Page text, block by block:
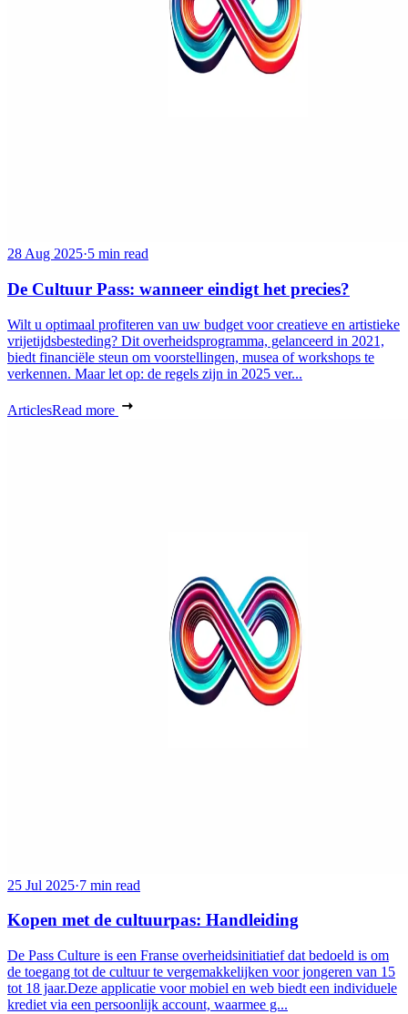
28 Aug 2025·5 min read
De Cultuur Pass: wanneer eindigt het precies?
Wilt u optimaal profiteren van uw budget voor creatieve en artistieke
vrijetijdsbesteding? Dit overheidsprogramma, gelanceerd in 2021,
biedt financiële steun om voorstellingen, musea of workshops te
verkennen. Maar let op: de regels zijn in 2025 ver...
ArticlesRead more
25 Jul 2025·7 min read
Kopen met de cultuurpas: Handleiding
De Pass Culture is een Franse overheidsinitiatief dat bedoeld is om
de toegang tot de cultuur te vergemakkelijken voor jongeren van 15
tot 18 jaar.Deze applicatie voor mobiel en web biedt een individuele
krediet via een persoonlijk account, waarmee g...